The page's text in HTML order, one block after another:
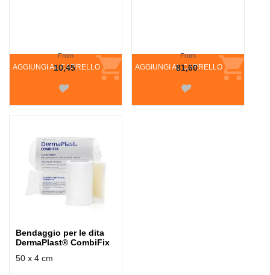
AGGIUNGI AL CARRELLO
From
10,45 AGGIUNGI AL CARRELLO
From
81,60
Bendaggio per le dita
DermaPlast® CombiFix
50 x 4 cm